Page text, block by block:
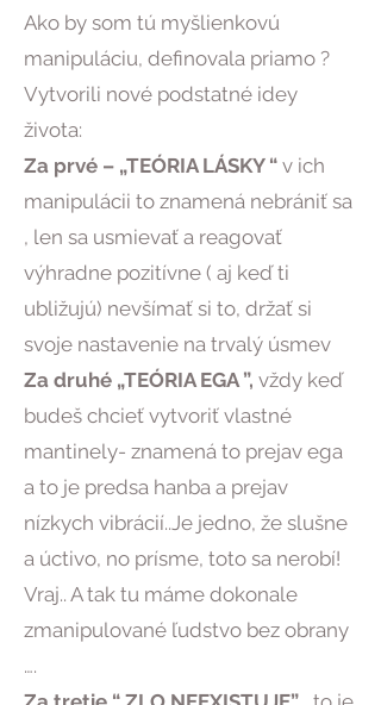
Ako by som tú myšlienkovú
manipuláciu, definovala priamo ?
Vytvorili nové podstatné idey
života:
Za prvé – „TEÓRIA LÁSKY “ v ich
manipulácii to znamená nebrániť sa
, len sa usmievať a reagovať
výhradne pozitívne ( aj keď ti
ubližujú) nevšímať si to, držať si
svoje nastavenie na trvalý úsmev
Za druhé „TEÓRIA EGA ”, vždy keď
budeš chcieť vytvoriť vlastné
mantinely- znamená to prejav ega
a to je predsa hanba a prejav
nízkych vibrácií..Je jedno, že slušne
a úctivo, no prísme, toto sa nerobí!
Vraj.. A tak tu máme dokonale
zmanipulované ľudstvo bez obrany
….